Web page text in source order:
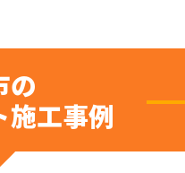
の
施工事例